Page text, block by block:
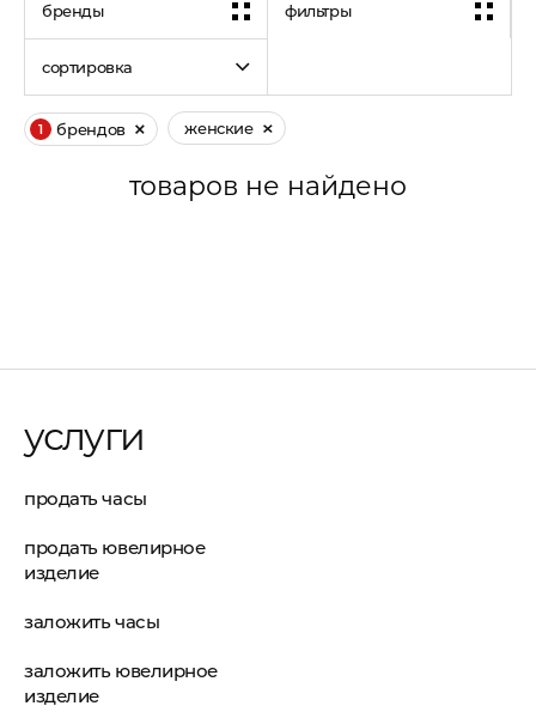
бренды фильтры
сортировка
1 брендов женские
товаров не найдено
услуги
продать часы
продать ювелирное
изделие
заложить часы
заложить ювелирное
изделие